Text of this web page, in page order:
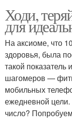
Ходи,
для
На аксиоме, что
здоровья, была
такой
шагомеров —
мобильных
ежедневной цели.
число?